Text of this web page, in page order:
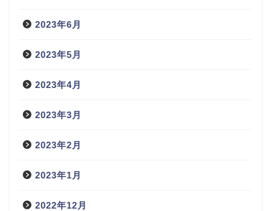
2023年6月
2023年5月
2023年4月
2023年3月
2023年2月
2023年1月
2022年12月